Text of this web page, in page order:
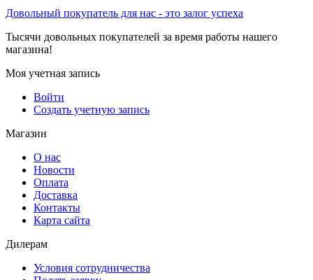
Довольный покупатель для нас - это залог успеха
Тысячи довольных покупателей за время работы нашего
магазина!
Моя учетная запись
Войти
Создать учетную запись
Магазин
О нас
Новости
Оплата
Доставка
Контакты
Карта сайта
Дилерам
Условия сотрудничества